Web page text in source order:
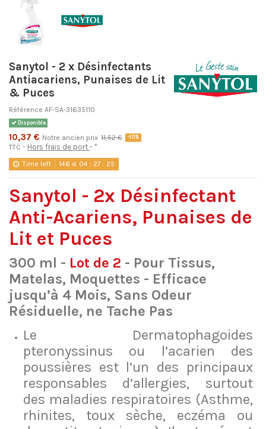
Sanytol - 2 x Désinfectants
Antiacariens, Punaises de Lit
& Puces
Référence AF-SA-31635110
Disponible
10,37 € Notre ancien prix 11,52 € -10%
TTC Hors frais de port *
Time left 146 d. 04 : 27 : 24
Sanytol - 2x Désinfectant
Anti-Acariens, Punaises de
Lit et Puces
300 ml - Lot de 2 - Pour Tissus,
Matelas, Moquettes - Efficace
jusqu’à 4 Mois, Sans Odeur
Résiduelle, ne Tache Pas
Le Dermatophagoides
pteronyssinus ou l’acarien des
poussières est l’un des principaux
responsables d’allergies, surtout
des maladies respiratoires (Asthme,
rhinites, toux sèche, eczéma ou